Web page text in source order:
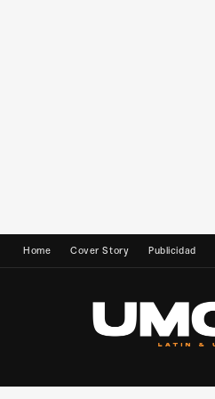
Home Cover Story Publicidad